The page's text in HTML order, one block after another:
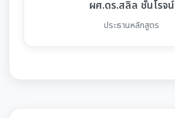
ผศ.ดร.สลิล ชั้นโรจน์
ประธานหลักสูตร